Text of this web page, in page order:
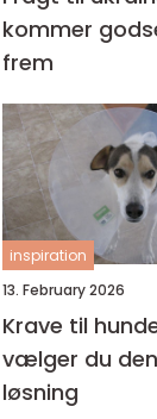
kommer
frem
inspiration
13. February 2026
Krave til
vælger du
løsning